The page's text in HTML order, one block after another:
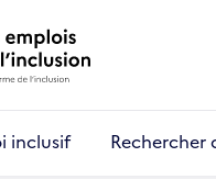
inclusif Rechercher